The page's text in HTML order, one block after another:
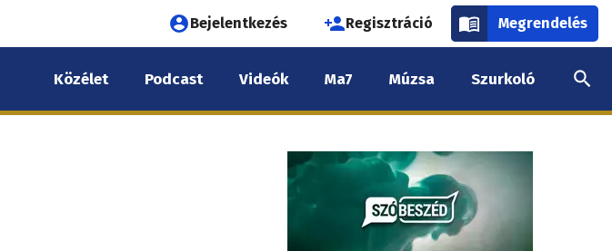
Felhasználói
fiók
menüje
Bejelentkezés Regisztráció Megrendelés
Közélet Podcast Videók Ma7 Múzsa Szurkoló